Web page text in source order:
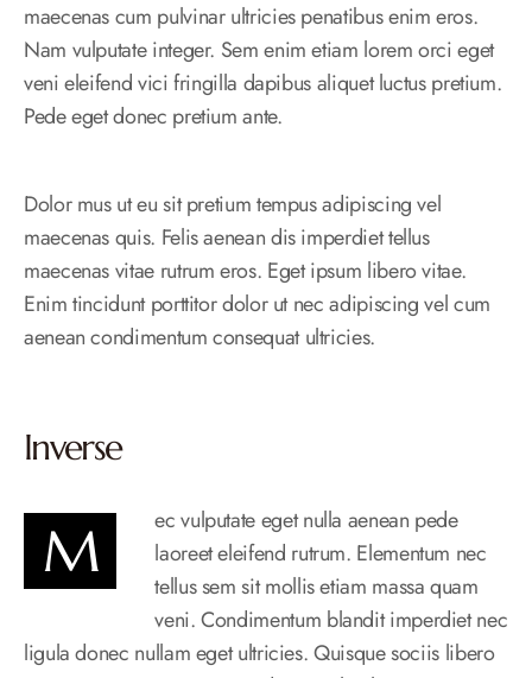
maecenas cum pulvinar ultricies penatibus enim eros.
Nam vulputate integer. Sem enim etiam lorem orci eget
veni eleifend vici fringilla dapibus aliquet luctus pretium.
Pede eget donec pretium ante.
Dolor mus ut eu sit pretium tempus adipiscing vel
maecenas quis. Felis aenean dis imperdiet tellus
maecenas vitae rutrum eros. Eget ipsum libero vitae.
Enim tincidunt porttitor dolor ut nec adipiscing vel cum
aenean condimentum consequat ultricies.
Inverse
M
ec vulputate eget nulla aenean pede
laoreet eleifend rutrum. Elementum nec
tellus sem sit mollis etiam massa quam
veni. Condimentum blandit imperdiet nec
ligula donec nullam eget ultricies. Quisque sociis libero